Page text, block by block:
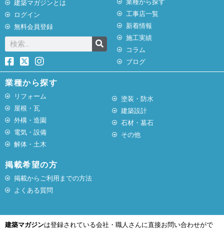
建築マガジンとは
ログイン
無料会員登録
業種から探す
工事店一覧
新着情報
施工実績
コラム
ブログ
業種から探す
リフォーム
屋根・瓦
外構・造園
電気・設備
解体・土木
塗装・防水
建築設計
石材・墓石
その他
掲載希望の方
掲載からご利用までの方法
よくある質問
建築マガジンは登録されている会社・職人さんに直接お問い合わせがで